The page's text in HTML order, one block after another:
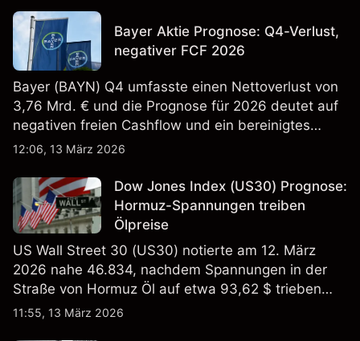
Bayer Aktie Prognose: Q4-Verlust,
negativer FCF 2026
Bayer (BAYN) Q4 umfasste einen Nettoverlust von
3,76 Mrd. € und die Prognose für 2026 deutet auf
negativen freien Cashflow und ein bereinigtes
EBITDA von 9,6–10,1 Mrd. € hin. Die
verlässlicher Indikator für zukünftige Ergebnisse.
12:06, 13 März 2026
Dow Jones Index (US30) Prognose:
Hormuz-Spannungen treiben
Ölpreise
US Wall Street 30 (US30) notierte am 12. März
2026 nahe 46.834, nachdem Spannungen in der
Straße von Hormuz Öl auf etwa 93,62 $ trieben
und die US-Arbeitslosigkeit auf 4,4% stieg. Die
11:55, 13 März 2026